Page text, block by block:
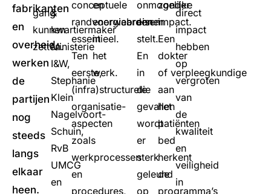
fabrikanten
en
overheid,
werken
de
partijen
nog
steeds
langs
elkaar
heen.
gang
kunnen
zetten.
&
kwartiermaker
Ministerie
I&W,
Stephanie
Klein
Nagelvoort-
Schuin,
RvB
UMCG
en
conceptuele
randvoorwaarden
essentieel.
Ten
eerste,
(infra)structurele
organisatie-
aspecten
zoals
werkprocessen
en
procedures,
en
energiebronnen
in
het
werk.
onmogelijke
eisen
stelt.
En
in
die
gevallen
wordt
er
sterk
geleund
op
zonder
impact.
Een
dokter
of verpleegkundige
aan
het
patiënten
bed
herkent
de
programma’s
direct
impact
hebben
op
vergroten
van
de
kwaliteit
en
veiligheid
in